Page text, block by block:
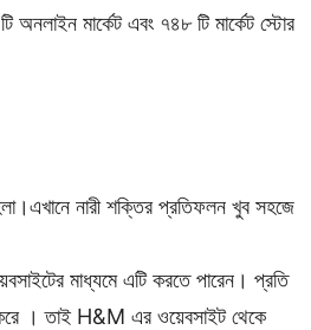
মার্কেট এবং ৭৪৮ টি মার্কেট স্টোর
নারী শক্তির প্রতিফলন খুব সহজে
মাধ্যমে এটি করতে পারেন। প্রতি
। তাই H&M এর ওয়েবসাইট থেকে